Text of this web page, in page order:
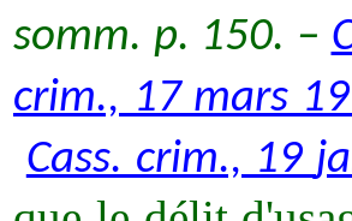
somm. p. 150. –
crim., 17 mars
Cass. crim., 19